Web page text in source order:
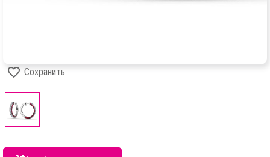
Сохранить